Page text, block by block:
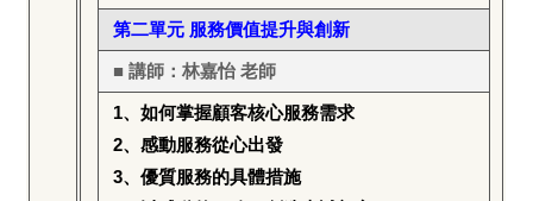
第二單元 服務價值提升與創新
■ 講師：林嘉怡 老師
1、如何掌握顧客核心服務需求
2、感動服務從心出發
3、優質服務的具體措施